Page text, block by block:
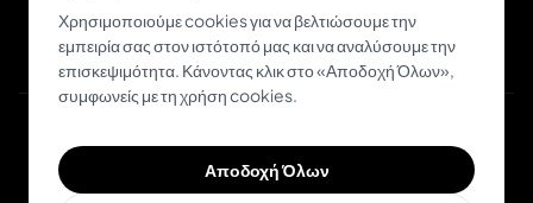
© 2026 Inkjin
Πολιτική ΑπορρήτουΌροι Χρήσης
Χρησιμοποιούμε cookies για να βελτιώσουμε την
εμπειρία σας στον ιστότοπό μας και να αναλύσουμε την
επισκεψιμότητα. Κάνοντας κλικ στο «Αποδοχή Όλων»,
συμφωνείς με τη χρήση cookies.
Αποδοχή Όλων